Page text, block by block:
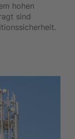
hohen
sind